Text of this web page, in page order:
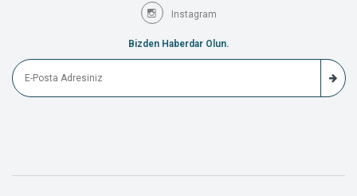
Instagram
Bizden Haberdar Olun.